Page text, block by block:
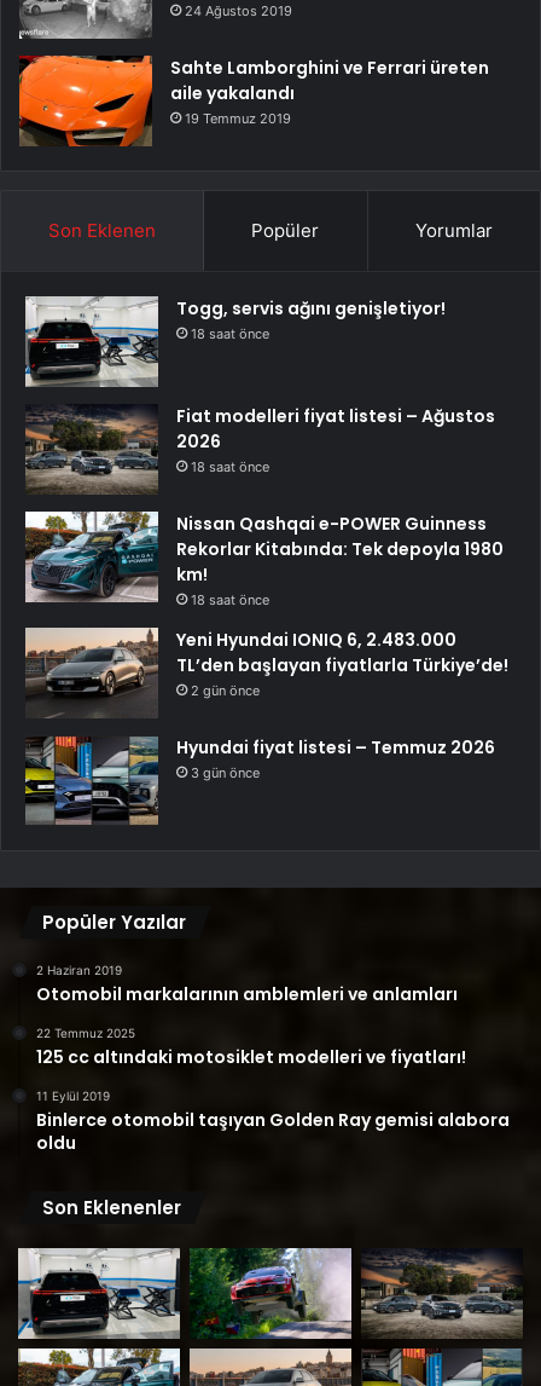
24 Ağustos 2019
Sahte Lamborghini ve Ferrari üreten
aile yakalandı
19 Temmuz 2019
Son Eklenen Popüler Yorumlar
Togg, servis ağını genişletiyor!
18 saat önce
Fiat modelleri fiyat listesi – Ağustos
2026
18 saat önce
Nissan Qashqai e-POWER Guinness
Rekorlar Kitabında: Tek depoyla 1980
km!
18 saat önce
Yeni Hyundai IONIQ 6, 2.483.000
TL’den başlayan fiyatlarla Türkiye’de!
2 gün önce
Hyundai fiyat listesi – Temmuz 2026
3 gün önce
Popüler Yazılar
2 Haziran 2019
Otomobil markalarının amblemleri ve anlamları
22 Temmuz 2025
125 cc altındaki motosiklet modelleri ve fiyatları!
11 Eylül 2019
Binlerce otomobil taşıyan Golden Ray gemisi alabora
oldu
Son Eklenenler